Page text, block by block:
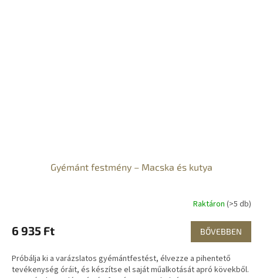
Gyémánt festmény – Macska és kutya
Raktáron (>5 db)
6 935 Ft BŐVEBBEN
Próbálja ki a varázslatos gyémántfestést, élvezze a pihentető
tevékenység óráit, és készítse el saját műalkotását apró kövekből.